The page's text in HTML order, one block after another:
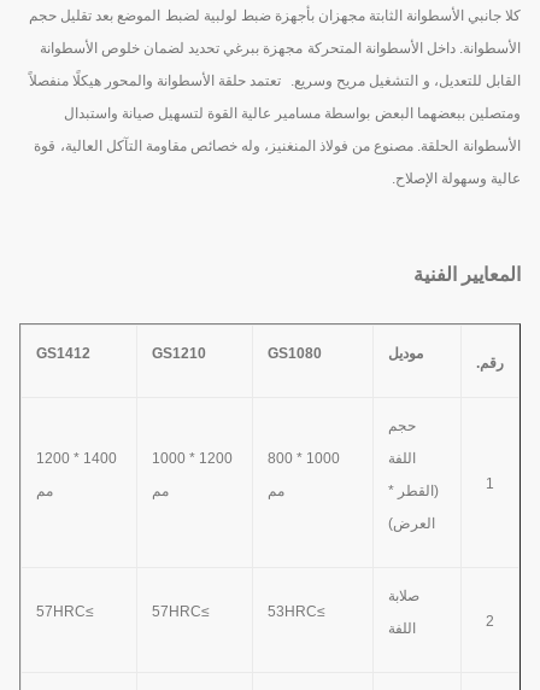
كلا جانبي الأسطوانة الثابتة مجهزان بأجهزة ضبط لولبية لضبط
الموضع بعد تقليل حجم
الأسطوانة. داخل الأسطوانة المتحركة مجهزة ببرغي تحديد لضمان خلوص الأسطوانة
القابل للتعديل، و
التشغيل مريح وسريع.
تعتمد حلقة الأسطوانة والمحور هيكلًا منفصلاً
ومتصلين ببعضهما البعض بواسطة مسامير عالية القوة لتسهيل صيانة واستبدال
الأسطوانة
الحلقة. مصنوع من فولاذ المنغنيز، وله خصائص مقاومة التآكل العالية، قوة
عالية وسهولة الإصلاح.
المعايير الفنية
رقم.
موديل GS1080
GS1210
GS1412
1
حجم
اللفة
(القطر *
العرض)
1000 * 800
مم
1200 * 1000
مم
1400 * 1200
مم
2
صلابة
اللفة
≥53HRC
≥57HRC
≥57HRC